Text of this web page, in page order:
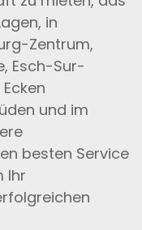
in
Zentrum,
Esch-Sur-
und im
besten Service
Ihr